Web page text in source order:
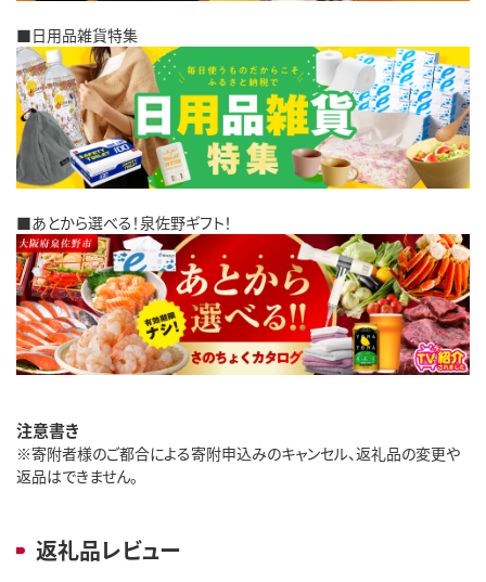
■日用品雑貨特集
■あとから選べる！泉佐野ギフト！
注意書き
※寄附者様のご都合による寄附申込みのキャンセル、返礼品の変更や
返品はできません。
返礼品レビュー